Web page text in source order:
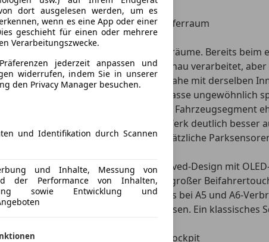
dort ausgelesen werden, um es
wenn es eine App oder einer
geschieht für einen oder mehrere
Verarbeitungszwecke.
jederzeit anpassen und
widerrufen, indem Sie in unserer
den Privacy Manager besuchen.
und Identifikation durch Scannen
und Inhalte, Messung von
der Performance von Inhalten,
sowie Entwicklung und
kann, blicken wir nun in die Innenräume. Bereits beim
Zwar ist alles sauber und passgenau verarbeitet,
über den A6 Avant berichten, der beinahe mit derselben
mit einer für die obere Mittelklasse ungewöhnlich
sowie Android Auto sind in diesem Fahrzeugsegment
Der A6 Avant hingegen ist ab Werk deutlich besser
etwa das Audi-Soundsystem, zusätzliche
MMI-Panoramadisplay im Curved-Design mit
sind für beide Modelle ein 10,9 Zoll großer
Funktion erweitert wird, gibt es bei A5 und A6-
die sich nicht mehr öffnen lassen. Ein klassisches